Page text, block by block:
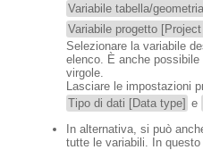
Variabile tabella/
Variabile progetto
Selezionare la variabile
elenco. È anche
virgole.
Lasciare le impostazioni
Tipo di dati [Data type] e
In alternativa, si può
tutte le variabili. In